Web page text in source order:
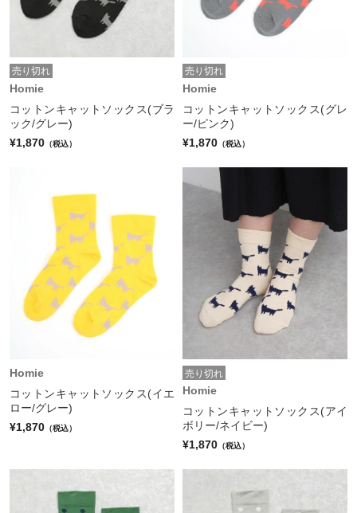
売り切れ
Homie
コットンキャットソックス(ブラ
ック/グレー)
¥1,870 （税込）
売り切れ
Homie
コットンキャットソックス(グレ
ー/ピンク)
¥1,870 （税込）
Homie
コットンキャットソックス(イエ
ロー/グレー)
¥1,870 （税込）
売り切れ
Homie
コットンキャットソックス(アイ
ボリー/ネイビー)
¥1,870 （税込）